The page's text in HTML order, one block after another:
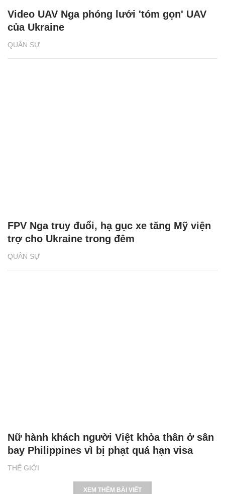
QUÂN SỰ
Video UAV Nga phóng lưới 'tóm gọn' UAV
của Ukraine
QUÂN SỰ
FPV Nga truy đuổi, hạ gục xe tăng Mỹ viện
trợ cho Ukraine trong đêm
THẾ GIỚI
Nữ hành khách người Việt khỏa thân ở sân
bay Philippines vì bị phạt quá hạn visa
XEM THÊM BÀI VIẾT